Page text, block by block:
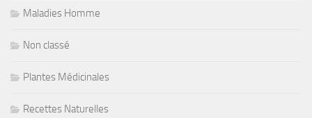
Maladies Homme
Non classé
Plantes Médicinales
Recettes Naturelles